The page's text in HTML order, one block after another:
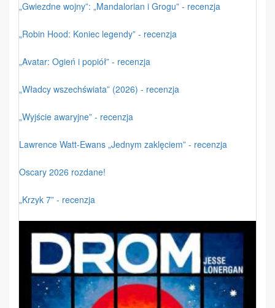
„Gwiezdne wojny”: „Mandalorian i Grogu” - recenzja
„Robin Hood: Koniec legendy” - recenzja
„Avatar: Ogień i popiół” - recenzja
„Władcy wszechświata” (2026) - recenzja
„Wyjście awaryjne” - recenzja
Lawrence Watt-Ewans „Jednym zaklęciem” - recenzja
Oscary 2026 rozdane!
„Krzyk 7” - recenzja